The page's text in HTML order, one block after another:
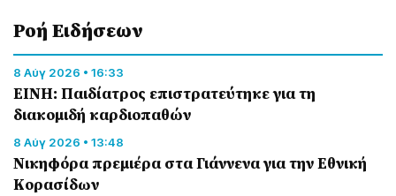
Ροή Eιδήσεων
8 Αύγ 2026 • 16:33
ΕΙΝΗ: Παιδίατρος επιστρατεύτηκε για τη
διακομιδή καρδιοπαθών
8 Αύγ 2026 • 13:48
Nικηφόρα πρεμιέρα στα Γιάννενα για την Εθνική
Κορασίδων